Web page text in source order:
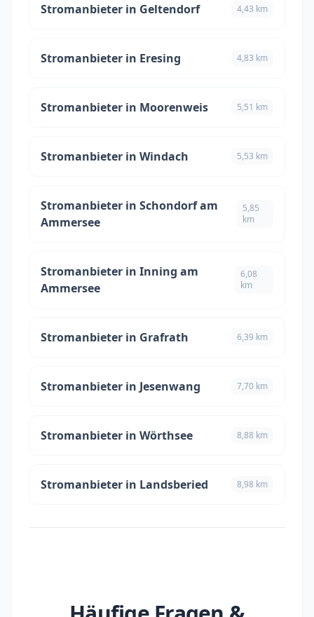
Stromanbieter in Geltendorf 4,43 km
Stromanbieter in Eresing 4,83 km
Stromanbieter in Moorenweis 5,51 km
Stromanbieter in Windach 5,53 km
Stromanbieter in Schondorf am
Ammersee
5,85
km
Stromanbieter in Inning am
Ammersee
6,08
km
Stromanbieter in Grafrath 6,39 km
Stromanbieter in Jesenwang 7,70 km
Stromanbieter in Wörthsee 8,88 km
Stromanbieter in Landsberied 8,98 km